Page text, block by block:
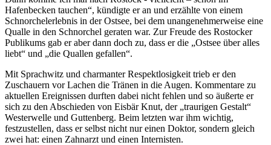
Hafenbecken tauchen“, kündigte er an und erzählte von einem
Schnorchelerlebnis in der Ostsee, bei dem unangenehmerweise eine
Qualle in den Schnorchel geraten war. Zur Freude des Rostocker
Publikums gab er aber dann doch zu, dass er die „Ostsee über alles
liebt“ und „die Quallen gefallen“.
Mit Sprachwitz und charmanter Respektlosigkeit trieb er den
Zuschauern vor Lachen die Tränen in die Augen. Kommentare zu
aktuellen Ereignissen durften dabei nicht fehlen und so äußerte er
sich zu den Abschieden von Eisbär Knut, der „traurigen Gestalt“
Westerwelle und Guttenberg. Beim letzten war ihm wichtig,
festzustellen, dass er selbst nicht nur einen Doktor, sondern gleich
zwei hat: einen Zahnarzt und einen Internisten.